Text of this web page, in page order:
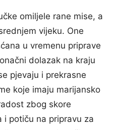
omiljele rane mise, a
vijeku. One
u vremenu priprave
dolazak na kraju
pjevaju i prekrasne
koje imaju marijansko
zbog skore
i potiču na pripravu za